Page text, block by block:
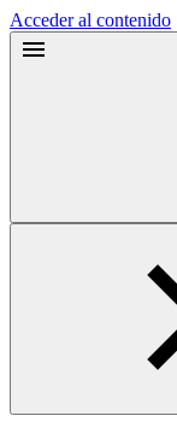
Acceder al contenido